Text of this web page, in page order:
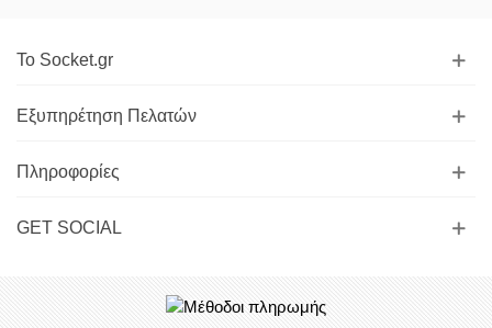
Το Socket.gr
Εξυπηρέτηση Πελατών
Πληροφορίες
GET SOCIAL